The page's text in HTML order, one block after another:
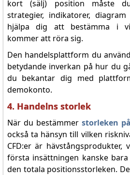
kort (sälj) position måste
strategier, indikatorer,
hjälpa dig att bestämma i
kommer att röra sig.
Den handelsplattform du
betydande inverkan på hur du
du bekantar dig med
demokonto.
4. Handelns storlek
När du bestämmer storleken
också ta hänsyn till vilken
CFD:er är
första insättningen kanske
den totala positionsstorleken.